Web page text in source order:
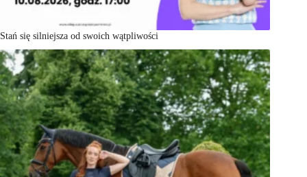
Stań się silniejsza od swoich wątpliwości